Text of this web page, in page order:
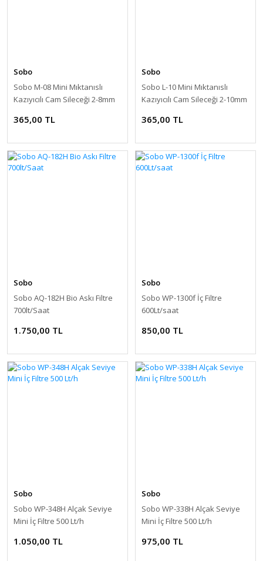
Sobo
Sobo M-08 Mini Mıktanıslı
Kazıyıcılı Cam Sileceği 2-8mm
365,00 TL
Sobo
Sobo L-10 Mini Mıktanıslı
Kazıyıcılı Cam Sileceği 2-10mm
365,00 TL
Sobo
Sobo AQ-182H Bio Askı Filtre
700lt/Saat
1.750,00 TL
Sobo
Sobo WP-1300f İç Filtre
600Lt/saat
850,00 TL
Sobo
Sobo WP-348H Alçak Seviye
Mini İç Filtre 500 Lt/h
1.050,00 TL
Sobo
Sobo WP-338H Alçak Seviye
Mini İç Filtre 500 Lt/h
975,00 TL